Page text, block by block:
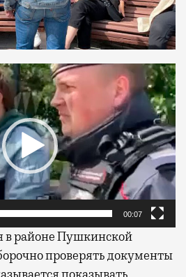
00:07
в районе Пушкинской
проверять документы